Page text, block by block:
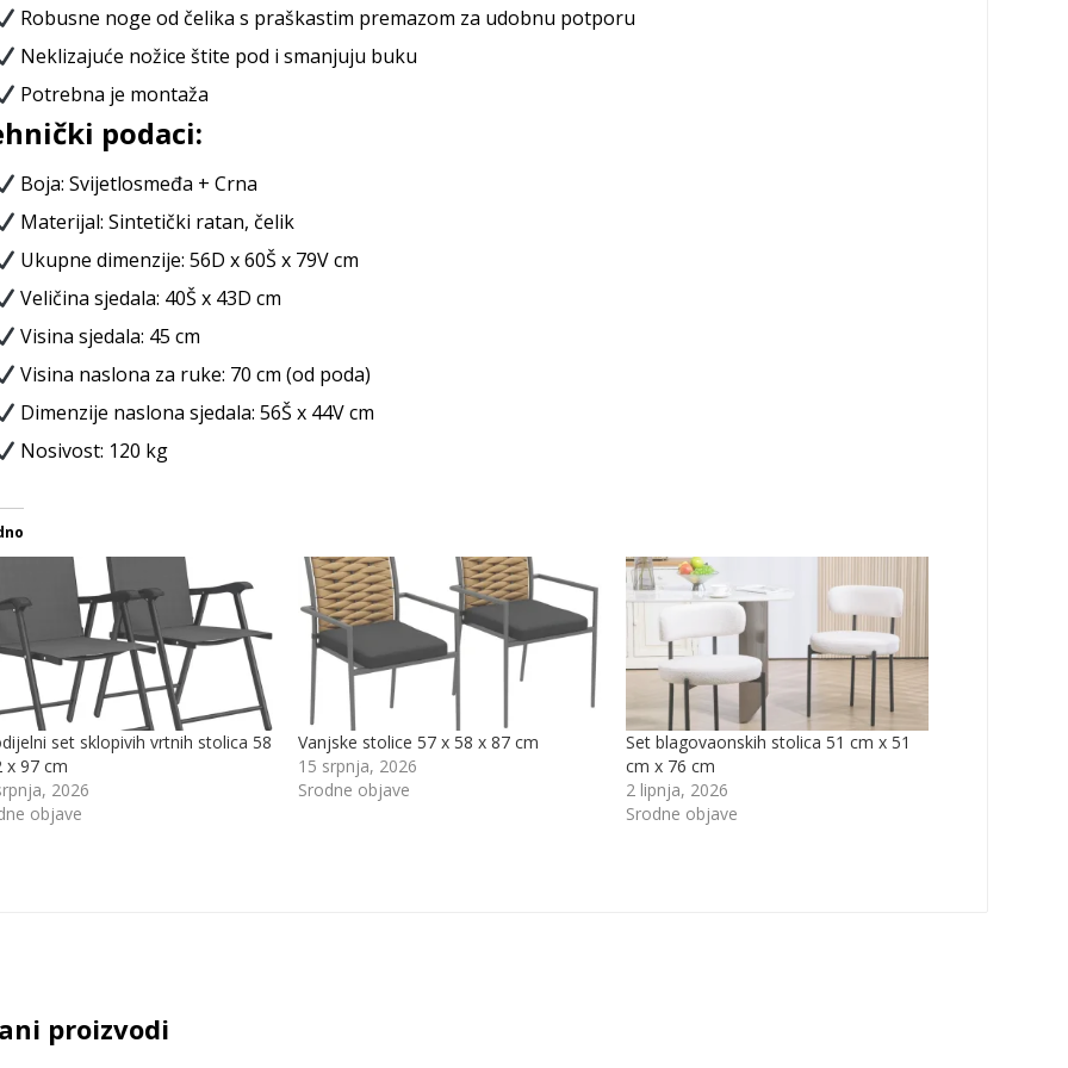
Robusne noge od čelika s praškastim premazom za udobnu potporu
Neklizajuće nožice štite pod i smanjuju buku
Potrebna je montaža
podaci:
Boja: Svijetlosmeđa + Crna
Materijal: Sintetički ratan, čelik
Ukupne dimenzije: 56D x 60Š x 79V cm
Veličina sjedala: 40Š x 43D cm
Visina sjedala: 45 cm
Visina naslona za ruke: 70 cm (od poda)
Dimenzije naslona sjedala: 56Š x 44V cm
Nosivost: 120 kg
set sklopivih vrtnih stolica 58
x 97 cm
2026
objave
Vanjske stolice 57 x 58 x 87 cm
15 srpnja, 2026
Srodne objave
Set blagovaonskih stolica 51 cm x 51
cm x 76 cm
2 lipnja, 2026
Srodne objave
proizvodi